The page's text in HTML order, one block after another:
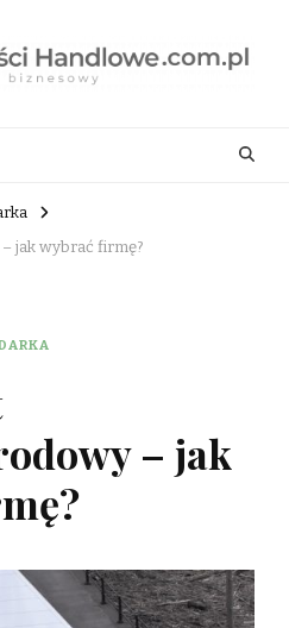
jak wybrać firmę?
– jak